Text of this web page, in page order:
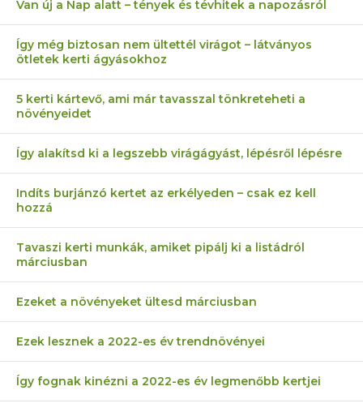
Van új a Nap alatt – tények és tévhitek a napozásról
Így még biztosan nem ültettél virágot – látványos
ötletek kerti ágyásokhoz
5 kerti kártevő, ami már tavasszal tönkreteheti a
növényeidet
Így alakítsd ki a legszebb virágágyást, lépésről lépésre
Indíts burjánzó kertet az erkélyeden – csak ez kell
hozzá
Tavaszi kerti munkák, amiket pipálj ki a listádról
márciusban
Ezeket a növényeket ültesd márciusban
Ezek lesznek a 2022-es év trendnövényei
Így fognak kinézni a 2022-es év legmenőbb kertjei